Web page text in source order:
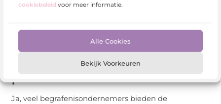
cookiebeleid voor meer informatie.
Alle Cookies
Bekijk Voorkeuren
Ja, er zijn verschillende rituelen en procedures voor
begrafenisondernemer kan je helpen bij het kiezen
van de juiste optie voor je familie.
Kan ik een uitvaart vooraf
plannen?
Ja, veel begrafenisondernemers bieden de